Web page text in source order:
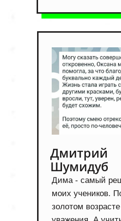
Дима - самый
моих учеников.
золотом
Дмитрий
Шумидуб